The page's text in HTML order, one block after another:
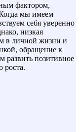
фактором,
мы имеем
себя уверенно
низкая
в личной жизни и
обращение к
развить позитивное
роста.